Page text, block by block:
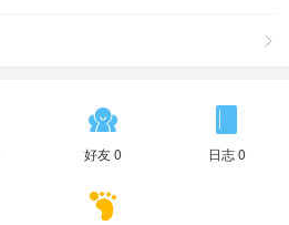


好友 0

日志 0
